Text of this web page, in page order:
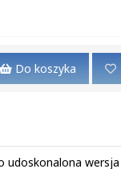
Do koszyka
udoskonalona